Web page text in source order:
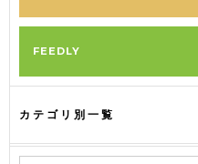
FEEDLY
カテゴリ別一覧